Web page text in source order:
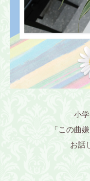
小
「この曲
お話